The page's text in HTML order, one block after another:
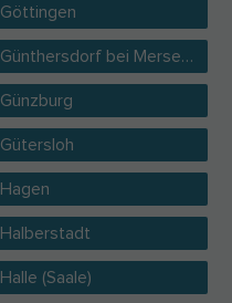
Göttingen
Günthersdorf bei Merseburg
Günzburg
Gütersloh
Hagen
Halberstadt
Halle (Saale)